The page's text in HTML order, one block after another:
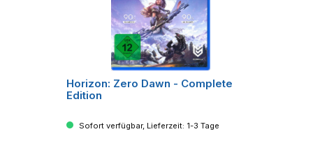
Horizon: Zero Dawn - Complete
Edition
Sofort verfügbar, Lieferzeit: 1-3 Tage